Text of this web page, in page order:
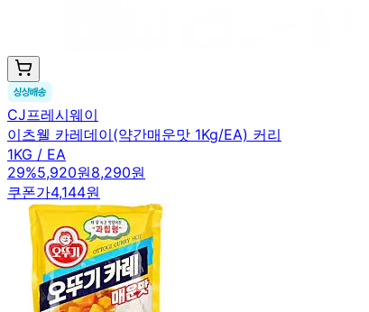
CJ프레시웨이
이츠웰 카레데이(약간매운맛 1Kg/EA) 커리
1KG / EA
29%5,920원8,290원
쿠폰가4,144원